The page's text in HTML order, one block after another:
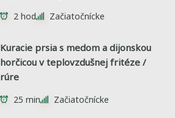
2 hod Začiatočnícke
Kuracie prsia s medom a dijonskou
horčicou v teplovzdušnej fritéze /
rúre
25 min Začiatočnícke